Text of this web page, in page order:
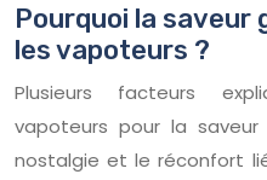
Pourquoi la saveur
les vapoteurs ?
Plusieurs facteurs
vapoteurs pour la saveur
nostalgie et le réconfort